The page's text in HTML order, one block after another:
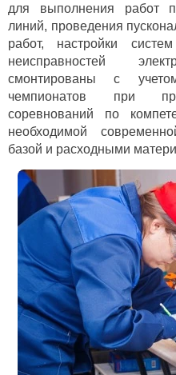
для выполнения работ
линий, проведения
работ, настройки
неисправностей
смонтированы с
чемпионатов при
соревнований по
необходимой
базой и расходными